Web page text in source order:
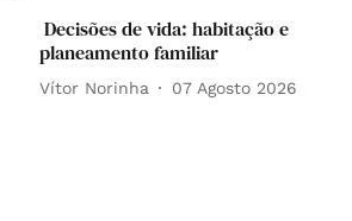
Decisões de vida: habitação e
planeamento familiar
Vítor Norinha 07 Agosto 2026